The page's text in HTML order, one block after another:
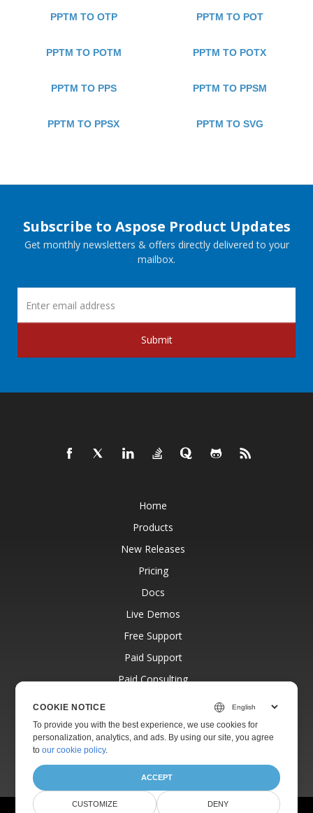
PPTM TO OTP PPTM TO POT
PPTM TO POTM PPTM TO POTX
PPTM TO PPS PPTM TO PPSM
PPTM TO PPSX PPTM TO SVG
Subscribe to Aspose Product Updates
Get monthly newsletters & offers directly delivered to your
mailbox.
Submit
Home
Products
New Releases
Pricing
Docs
Live Demos
Free Support
Paid Support
Paid Consulting
Websites
About
COOKIE NOTICE
To provide you with the best experience, we use cookies for
personalization, analytics, and ads. By using our site, you agree
toour cookie policy.
ACCEPT
CUSTOMIZE DENY